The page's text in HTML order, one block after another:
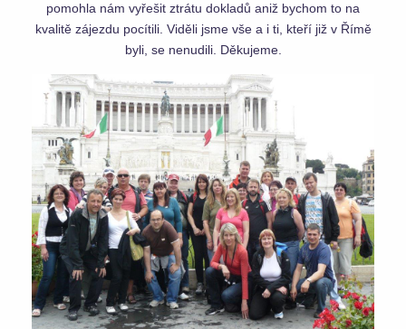
pomohla nám vyřešit ztrátu dokladů aniž bychom to na
kvalitě zájezdu pocítili. Viděli jsme vše a i ti, kteří již v Římě
byli, se nenudili. Děkujeme.